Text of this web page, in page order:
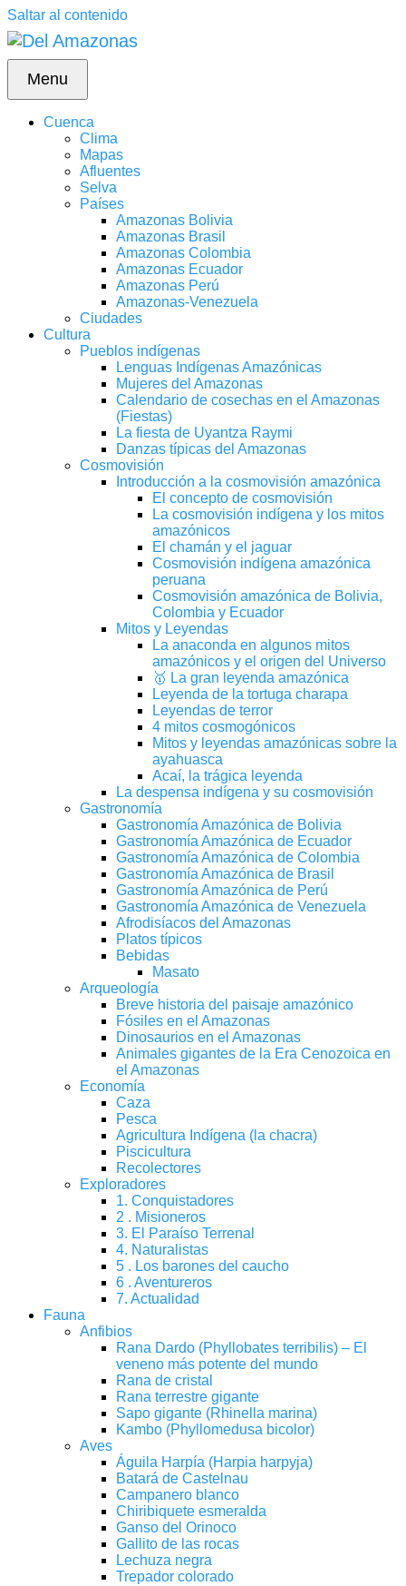
Saltar al contenido
Menu
Cuenca
Clima
Mapas
Afluentes
Selva
Países
Amazonas Bolivia
Amazonas Brasil
Amazonas Colombia
Amazonas Ecuador
Amazonas Perú
Amazonas-Venezuela
Ciudades
Cultura
Pueblos indígenas
Lenguas Indígenas Amazónicas
Mujeres del Amazonas
Calendario de cosechas en el Amazonas
(Fiestas)
La fiesta de Uyantza Raymi
Danzas típicas del Amazonas
Cosmovisión
Introducción a la cosmovisión amazónica
El concepto de cosmovisión
La cosmovisión indígena y los mitos
amazónicos
El chamán y el jaguar
Cosmovisión indígena amazónica
peruana
Cosmovisión amazónica de Bolivia,
Colombia y Ecuador
Mitos y Leyendas
La anaconda en algunos mitos
amazónicos y el origen del Universo
🥇 La gran leyenda amazónica
Leyenda de la tortuga charapa
Leyendas de terror
4 mitos cosmogónicos
Mitos y leyendas amazónicas sobre la
ayahuasca
Acaí, la trágica leyenda
La despensa indígena y su cosmovisión
Gastronomía
Gastronomía Amazónica de Bolivia
Gastronomía Amazónica de Ecuador
Gastronomía Amazónica de Colombia
Gastronomía Amazónica de Brasil
Gastronomía Amazónica de Perú
Gastronomía Amazónica de Venezuela
Afrodisíacos del Amazonas
Platos típicos
Bebidas
Masato
Arqueología
Breve historia del paisaje amazónico
Fósiles en el Amazonas
Dinosaurios en el Amazonas
Animales gigantes de la Era Cenozoica en
el Amazonas
Economía
Caza
Pesca
Agricultura Indígena (la chacra)
Piscicultura
Recolectores
Exploradores
1. Conquistadores
2 . Misioneros
3. El Paraíso Terrenal
4. Naturalistas
5 . Los barones del caucho
6 . Aventureros
7. Actualidad
Fauna
Anfibios
Rana Dardo (Phyllobates terribilis) – El
veneno más potente del mundo
Rana de cristal
Rana terrestre gigante
Sapo gigante (Rhinella marina)
Kambo (Phyllomedusa bicolor)
Aves
Águila Harpía (Harpia harpyja)
Batará de Castelnau
Campanero blanco
Chiribiquete esmeralda
Ganso del Orinoco
Gallito de las rocas
Lechuza negra
Trepador colorado